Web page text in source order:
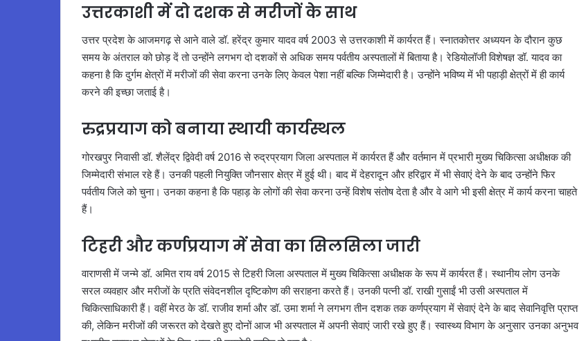
उत्तरकाशी में दो दशक से मरीजों के साथ
उत्तर प्रदेश के आजमगढ़ से आने वाले डॉ. हरेंद्र कुमार यादव वर्ष 2003 से उत्तरकाशी में कार्यरत हैं। स्नातकोत्तर अध्ययन के दौरान कुछ
समय के अंतराल को छोड़ दें तो उन्होंने लगभग दो दशकों से अधिक समय पर्वतीय अस्पतालों में बिताया है। रेडियोलॉजी विशेषज्ञ डॉ. यादव का
कहना है कि दुर्गम क्षेत्रों में मरीजों की सेवा करना उनके लिए केवल पेशा नहीं बल्कि जिम्मेदारी है। उन्होंने भविष्य में भी पहाड़ी क्षेत्रों में ही कार्य
करने की इच्छा जताई है।
रुद्रप्रयाग को बनाया स्थायी कार्यस्थल
गोरखपुर निवासी डॉ. शैलेंद्र द्विवेदी वर्ष 2016 से रुद्रप्रयाग जिला अस्पताल में कार्यरत हैं और वर्तमान में प्रभारी मुख्य चिकित्सा अधीक्षक की
जिम्मेदारी संभाल रहे हैं। उनकी पहली नियुक्ति जौनसार क्षेत्र में हुई थी। बाद में देहरादून और हरिद्वार में भी सेवाएं देने के बाद उन्होंने फिर
पर्वतीय जिले को चुना। उनका कहना है कि पहाड़ के लोगों की सेवा करना उन्हें विशेष संतोष देता है और वे आगे भी इसी क्षेत्र में कार्य करना चाहते
हैं।
टिहरी और कर्णप्रयाग में सेवा का सिलसिला जारी
वाराणसी में जन्मे डॉ. अमित राय वर्ष 2015 से टिहरी जिला अस्पताल में मुख्य चिकित्सा अधीक्षक के रूप में कार्यरत हैं। स्थानीय लोग उनके
सरल व्यवहार और मरीजों के प्रति संवेदनशील दृष्टिकोण की सराहना करते हैं। उनकी पत्नी डॉ. राखी गुसाईं भी उसी अस्पताल में
चिकित्साधिकारी हैं। वहीं मेरठ के डॉ. राजीव शर्मा और डॉ. उमा शर्मा ने लगभग तीन दशक तक कर्णप्रयाग में सेवाएं देने के बाद सेवानिवृत्ति प्राप्त
की, लेकिन मरीजों की जरूरत को देखते हुए दोनों आज भी अस्पताल में अपनी सेवाएं जारी रखे हुए हैं। स्वास्थ्य विभाग के अनुसार उनका अनुभव